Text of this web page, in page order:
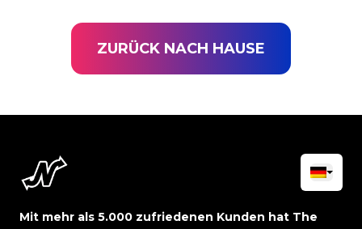
ZURÜCK NACH HAUSE
Mit mehr als 5.000 zufriedenen Kunden hat The